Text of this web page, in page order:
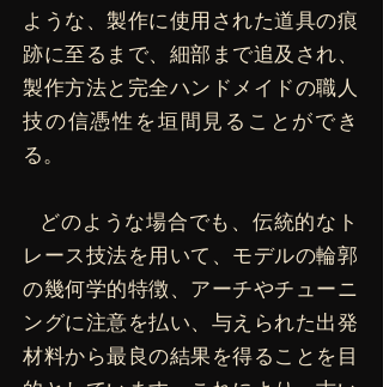
ような、製作に使用された道具の痕
跡に至るまで、細部まで追及され、
製作方法と完全ハンドメイドの職人
技の信憑性を垣間見ることができ
る。
どのような場合でも、伝統的なト
レース技法を用いて、モデルの輪郭
の幾何学的特徴、アーチやチューニ
ングに注意を払い、与えられた出発
材料から最良の結果を得ることを目